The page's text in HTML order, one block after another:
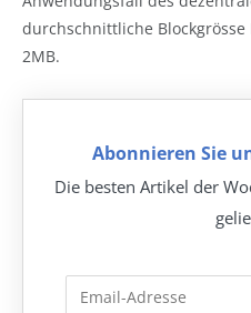
durchschnittliche
2MB.
Abonnieren Sie
Die besten Artikel der